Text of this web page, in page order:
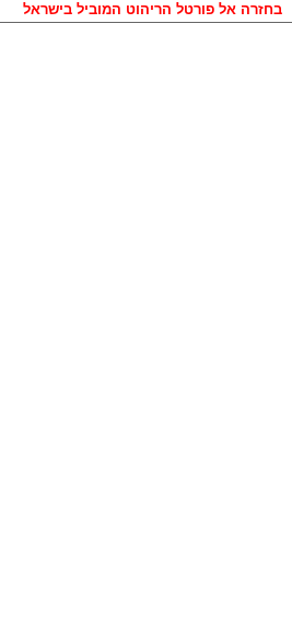
בחזרה אל פורטל הריהוט המוביל בישראל